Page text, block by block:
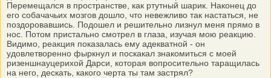
Перемещался в пространстве, как ртутный шарик. Наконец до
его собачачьих мозгов дошло, что невежливо так настаться, не
поздоровавшись. Подошел и решительно лизнул меня прямо в
нос. Потом пристально смотрел в глаза, изучая мою реакцию.
Видимо, реакция показалась ему адекватной - он
удовлетворенно фыркнул и поскакал знакомиться с моей
ризеншнауцерихой Дарси, которая вопросительно таращилась
на него, дескать, какого черта ты там застрял?